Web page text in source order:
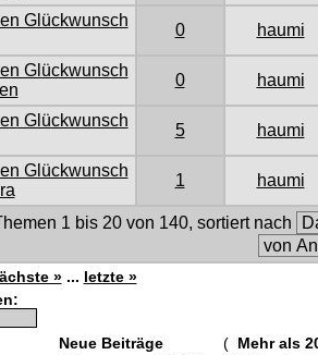
Glückwunsch
0 haumi
Glückwunsch
0 haumi
Glückwunsch
5 haumi
Glückwunsch
1 haumi
1 bis 20 von 140, sortiert nach
» ... letzte »
Neue Beiträge ( Mehr als